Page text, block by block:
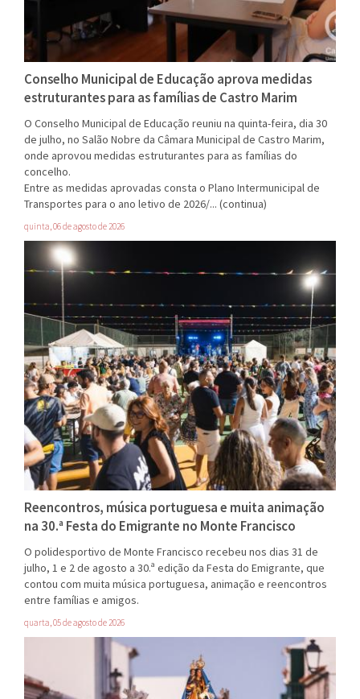
Conselho Municipal de Educação aprova medidas
estruturantes para as famílias de Castro Marim
O Conselho Municipal de Educação reuniu na quinta-feira, dia 30
de julho, no Salão Nobre da Câmara Municipal de Castro Marim,
onde aprovou medidas estruturantes para as famílias do
concelho.
Entre as medidas aprovadas consta o Plano Intermunicipal de
Transportes para o ano letivo de 2026/... (continua)
quinta, 06 de agosto de 2026
Reencontros, música portuguesa e muita animação
na 30.ª Festa do Emigrante no Monte Francisco
O polidesportivo de Monte Francisco recebeu nos dias 31 de
julho, 1 e 2 de agosto a 30.ª edição da Festa do Emigrante, que
contou com muita música portuguesa, animação e reencontros
entre famílias e amigos.
quarta, 05 de agosto de 2026